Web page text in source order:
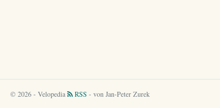
© 2026 - Velopedia RSS - von Jan-Peter Zurek